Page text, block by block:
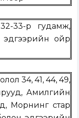
33-р гудамж,
эдгээрийн ойр
34, 41, 44, 49,
Амилгийн
Морнинг стар